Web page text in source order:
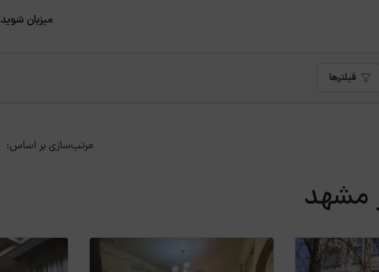
میزبان شوید
فیلترها
مرتب‌سازی بر اساس:
مشهد